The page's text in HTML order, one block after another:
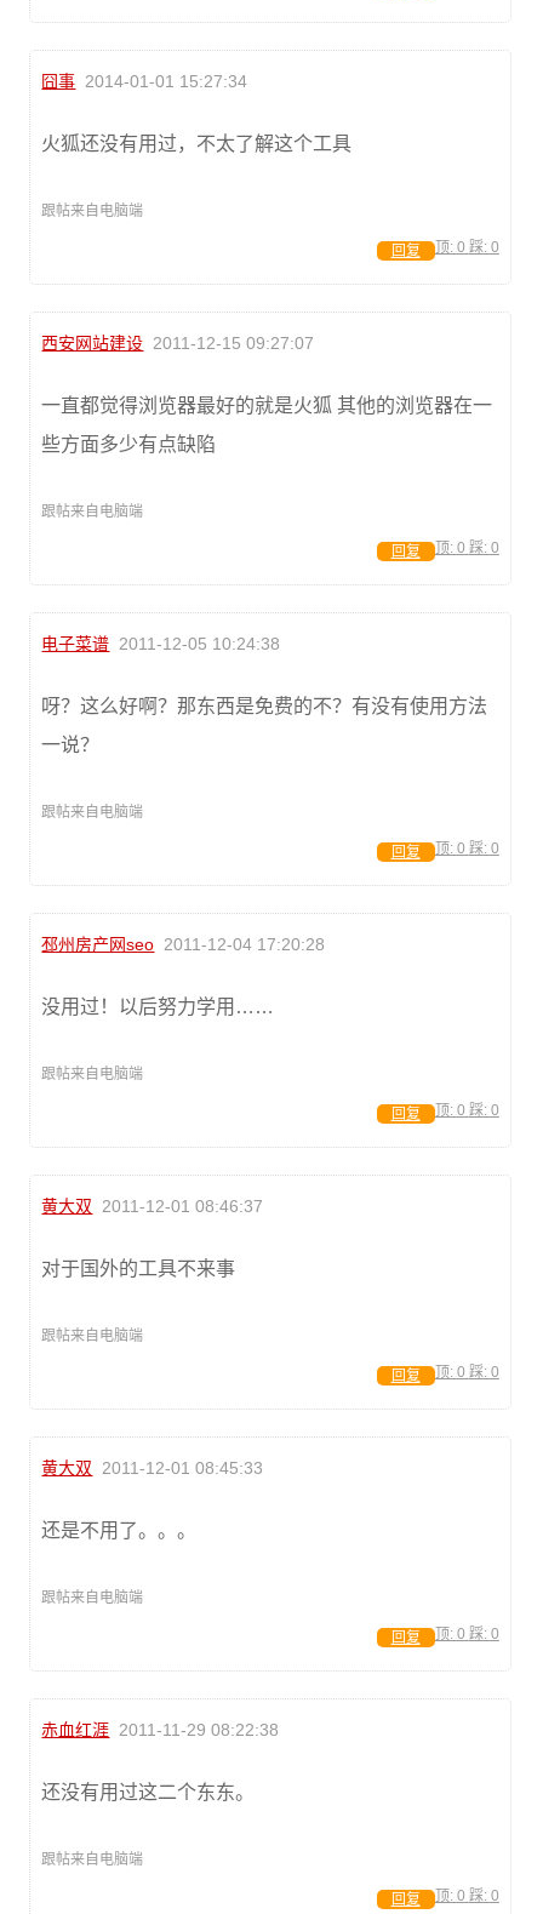
囧事 2014-01-01 15:27:34
火狐还没有用过，不太了解这个工具
跟帖来自电脑端
顶: 0 踩: 0
回复
西安网站建设 2011-12-15 09:27:07
一直都觉得浏览器最好的就是火狐 其他的浏览器在一
些方面多少有点缺陷
跟帖来自电脑端
顶: 0 踩: 0
回复
电子菜谱 2011-12-05 10:24:38
呀？这么好啊？那东西是免费的不？有没有使用方法
一说？
跟帖来自电脑端
顶: 0 踩: 0
回复
邳州房产网seo 2011-12-04 17:20:28
没用过！以后努力学用……
跟帖来自电脑端
顶: 0 踩: 0
回复
黄大双 2011-12-01 08:46:37
对于国外的工具不来事
跟帖来自电脑端
顶: 0 踩: 0
回复
黄大双 2011-12-01 08:45:33
还是不用了。。。
跟帖来自电脑端
顶: 0 踩: 0
回复
赤血红涯 2011-11-29 08:22:38
还没有用过这二个东东。
跟帖来自电脑端
顶: 0 踩: 0
回复